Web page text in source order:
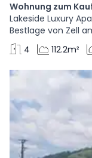
Wohnung zum
Lakeside Luxury
Bestlage von Zell
4
112.2m²